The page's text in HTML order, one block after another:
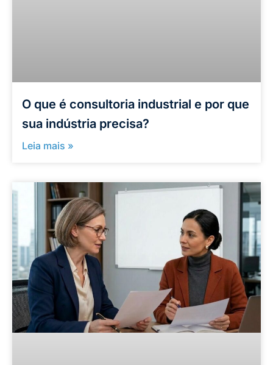
O que é consultoria industrial e por que
sua indústria precisa?
Leia mais »